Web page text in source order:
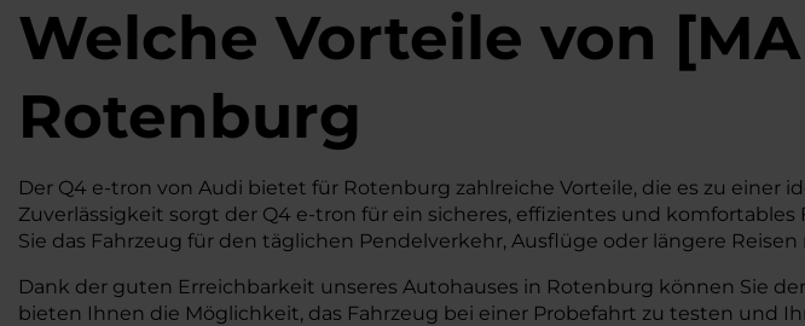
Welche Vorteile von [
Rotenburg
Der Q4 e-tron von Audi bietet für Rotenburg zahlreiche Vorteile, die es zu
Zuverlässigkeit sorgt der Q4 e-tron für ein sicheres, effizientes und
Sie das Fahrzeug für den täglichen Pendelverkehr, Ausflüge oder längere
Dank der guten Erreichbarkeit unseres Autohauses in Rotenburg können Sie
bieten Ihnen die Möglichkeit, das Fahrzeug bei einer Probefahrt zu testen und